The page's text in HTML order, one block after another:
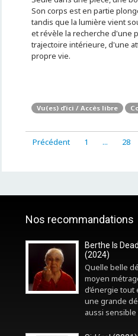
Son corps est en partie
tandis que la lumière vient
et révèle la recherche d'une
trajectoire intérieure, d'une
propre vie.
Vu(es) d’ici / Accès libre
Précédent 1 ... 28
Nos recommandations
Berthe Is
(2024)
Quelle belle
moyen
d’énergie tout
une grande
aussi sensible